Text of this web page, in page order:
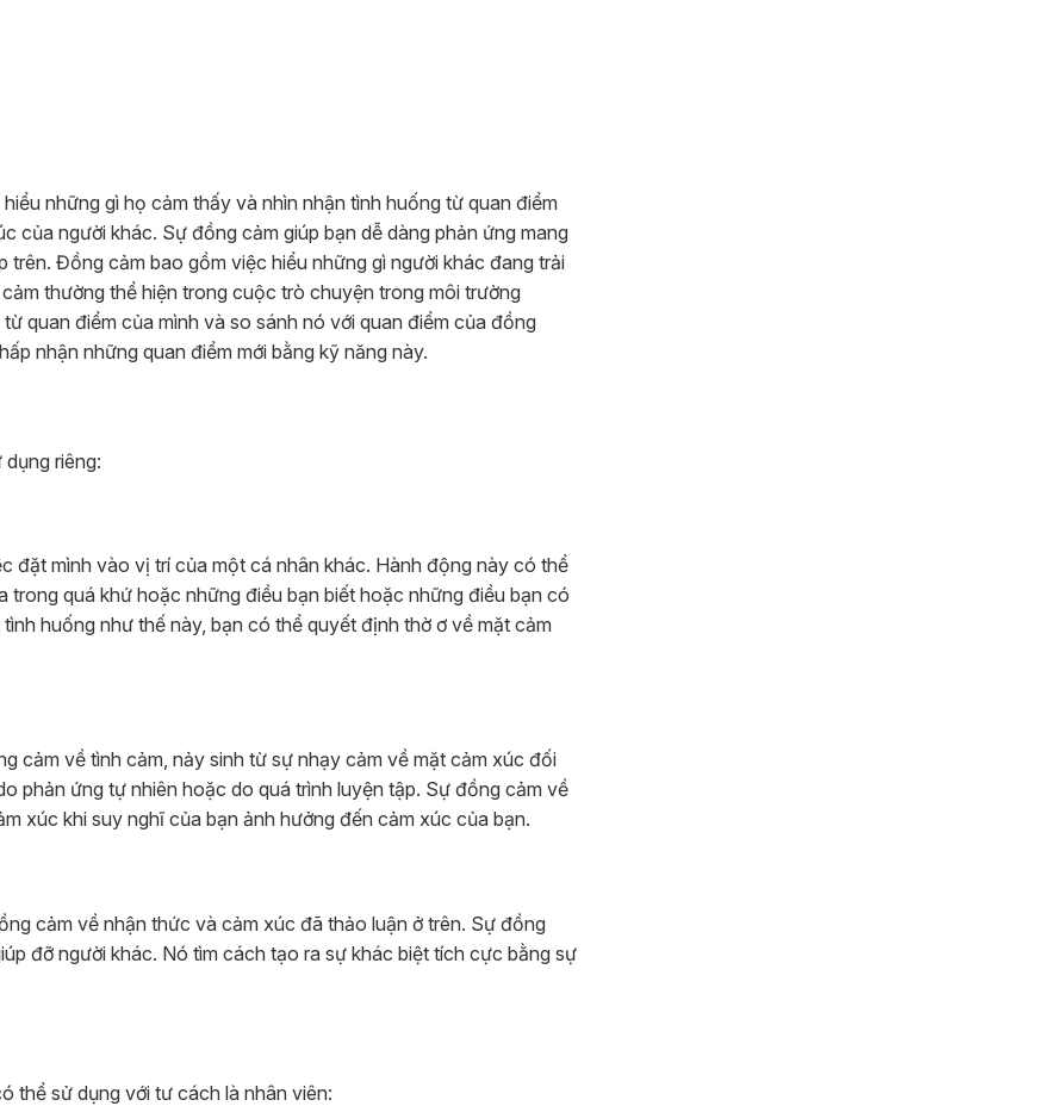
những gì họ cảm thấy và nhìn nhận tình huống từ quan điểm
của người khác. Sự đồng cảm giúp bạn dễ dàng phản ứng mang
Đồng cảm bao gồm việc hiểu những gì người khác đang trải
thường thể hiện trong cuộc trò chuyện trong môi trường
quan điểm của mình và so sánh nó với quan điểm của đồng
nhận những quan điểm mới bằng kỹ năng này.
riêng:
đặt mình vào vị trí của một cá nhân khác. Hành động này có thể
quá khứ hoặc những điều bạn biết hoặc những điều bạn có
huống như thế này, bạn có thể quyết định thờ ơ về mặt cảm
cảm về tình cảm, nảy sinh từ sự nhạy cảm về mặt cảm xúc đối
phản ứng tự nhiên hoặc do quá trình luyện tập. Sự đồng cảm về
xúc khi suy nghĩ của bạn ảnh hưởng đến cảm xúc của bạn.
cảm về nhận thức và cảm xúc đã thảo luận ở trên. Sự đồng
đỡ người khác. Nó tìm cách tạo ra sự khác biệt tích cực bằng sự
thể sử dụng với tư cách là nhân viên: